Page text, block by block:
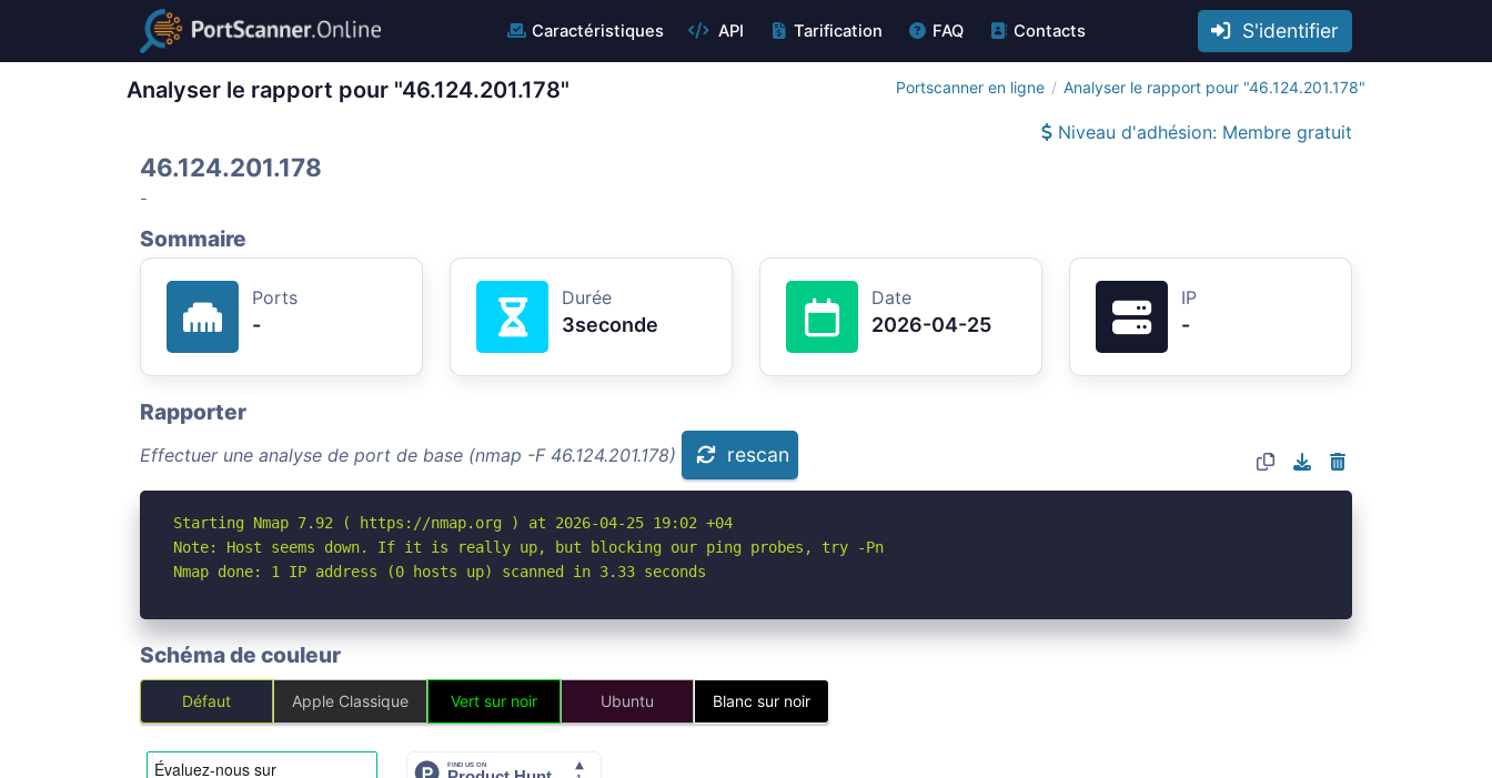
Caractéristiques API Tarification FAQ Contacts S'identifier
Analyser le rapport pour "46.124.201.178" Portscanner en ligne Analyser le rapport pour "46.124.201.178"
Niveau d'adhésion: Membre gratuit
46.124.201.178
-
Sommaire
Ports
-
Durée
3seconde
Date
2026-04-25
IP
-
Rapporter
Effectuer une analyse de port de base (nmap -F 46.124.201.178) rescan
Starting Nmap 7.92 ( https://nmap.org ) at 2026-04-25 19:02 +04
Note: Host seems down. If it is really up, but blocking our ping probes, try -Pn
Nmap done: 1 IP address (0 hosts up) scanned in 3.33 seconds
Schéma de couleur
Défaut Apple Classique Vert sur noir Ubuntu Blanc sur noir